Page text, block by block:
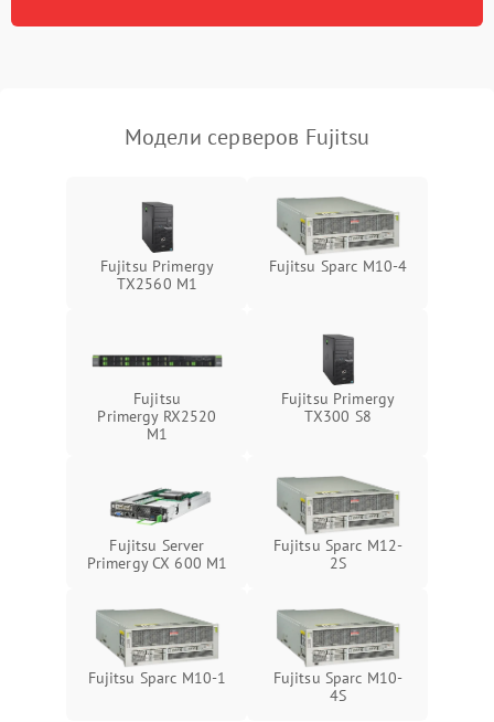
Модели серверов Fujitsu
Fujitsu Primergy
TX2560 M1
Fujitsu Sparc M10-4
Fujitsu
Primergy RX2520
M1
Fujitsu Primergy
TX300 S8
Fujitsu Server
Primergy CX 600 M1
Fujitsu Sparc M12-
2S
Fujitsu Sparc M10-1
Fujitsu Sparc M10-
4S